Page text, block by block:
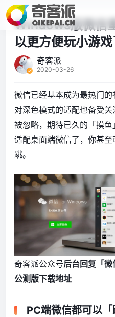
Windows版微信
以更方便玩小游戏
奇客派
2020-03-26
微信已经基本成为最热门
对深色模式的适配也备受
被忽略，期待已久的「摸
适配桌面端微信了，你甚
跳。
奇客派公众号后台回复「
公测版下载地址​
PC端微信都可以